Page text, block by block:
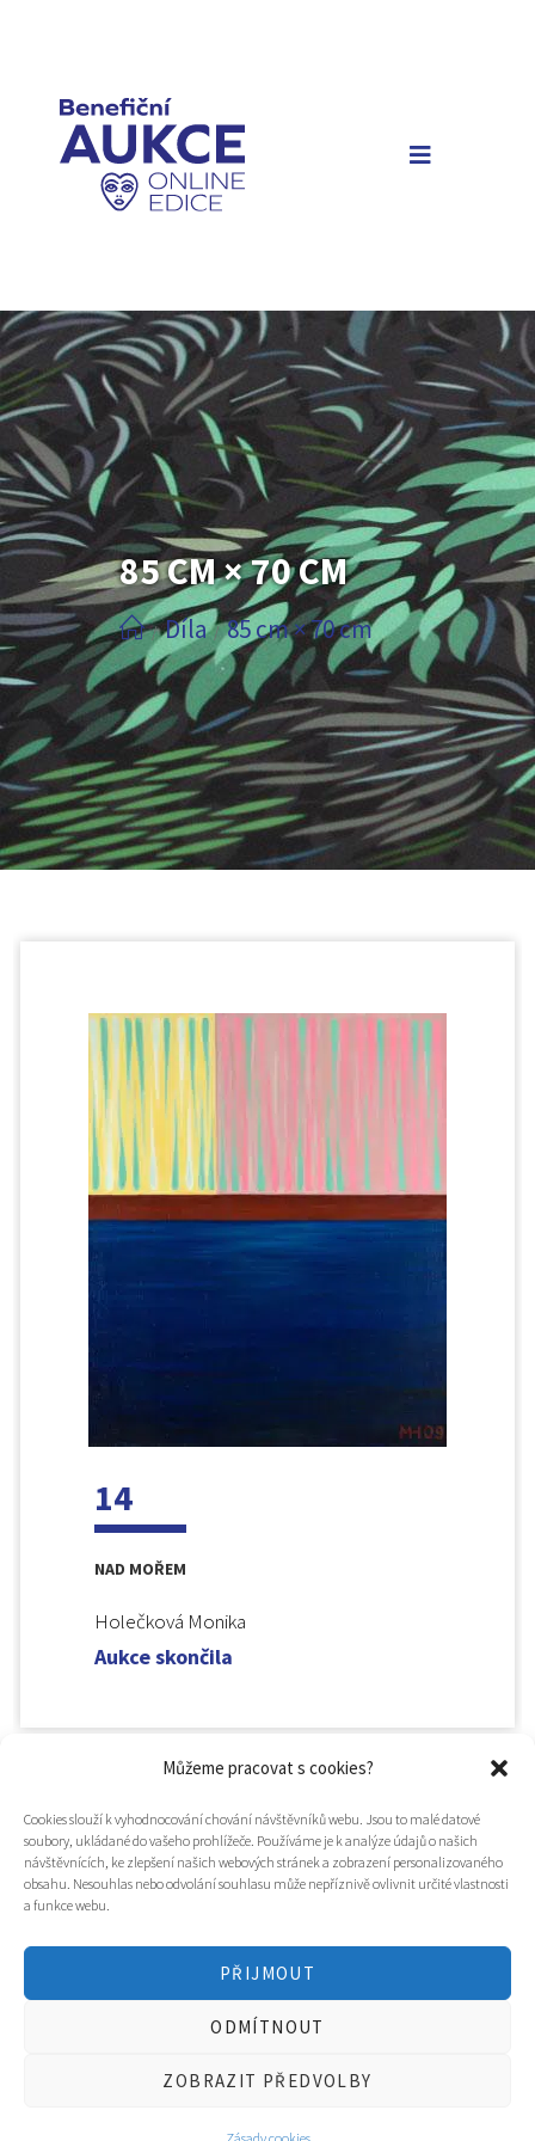
Můžeme pracovat s cookies?
Cookies slouží k vyhodnocování chování návštěvníků webu. Jsou to malé datové
soubory, ukládané do vašeho prohlížeče. Používáme je k analýze údajů o našich
návštěvnících, ke zlepšení našich webových stránek a zobrazení personalizovaného
obsahu. Nesouhlas nebo odvolání souhlasu může nepříznivě ovlivnit určité vlastnosti
a funkce webu.
PŘIJMOUT
ODMÍTNOUT
ZOBRAZIT PŘEDVOLBY
85 CM × 70 CM
/ Díla / 85 cm × 70 cm
14
NAD MOŘEM
Holečková Monika
Aukce skončila
Tvorba webu a design WOOP.design/